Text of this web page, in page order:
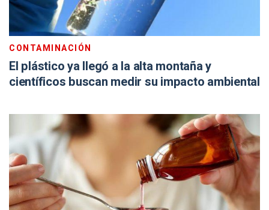
CONTAMINACIÓN
El plástico ya llegó a la alta montaña y
científicos buscan medir su impacto ambiental